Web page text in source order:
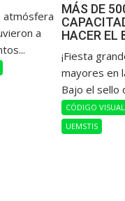
atmósfera
a
MÁS DE
HACER EL
​¡Fiesta
mayores en
Bajo el sello
CÓDIGO VISUAL
UEMSTIS